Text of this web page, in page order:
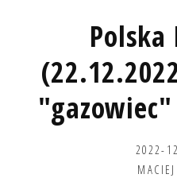
Polska
2022-